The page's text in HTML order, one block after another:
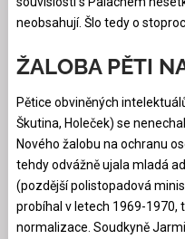
neobsahují. Šlo tedy o
ŽALOBA PĚTI
Pětice obviněných
Škutina, Holeček) se
Nového žalobu na ochranu
tehdy odvážně ujala mladá
(pozdější polistopadová
probíhal v letech 1969-1970,
normalizace. Soudkyně